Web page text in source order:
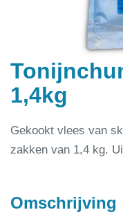
1,4kg
Gekookt vlees van
zakken van 1,4 kg.
Omschrijving